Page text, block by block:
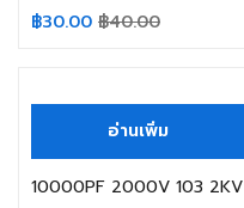
฿30.00 ฿40.00
อ่านเพิ่ม
10000PF 2000V 103 2KV